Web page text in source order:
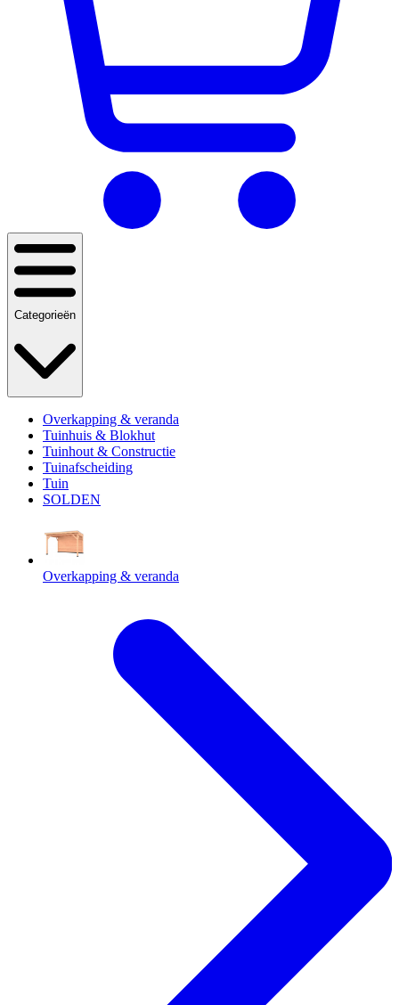
Categorieën
Overkapping & veranda
Tuinhuis & Blokhut
Tuinhout & Constructie
Tuinafscheiding
Tuin
SOLDEN
Overkapping & veranda